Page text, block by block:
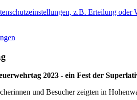
z.B. Erteilung
2023 - ein Fest der
und Besucher zeigten in